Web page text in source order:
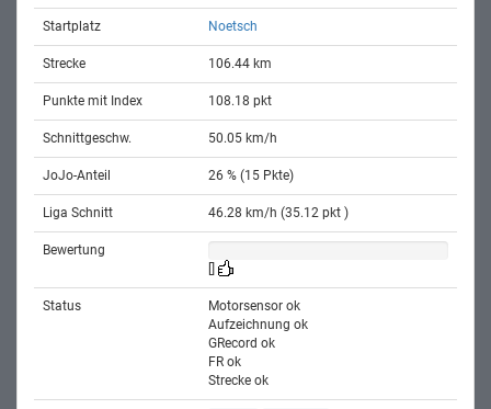
Startplatz Noetsch
Strecke 106.44 km
Punkte mit Index 108.18 pkt
Schnittgeschw. 50.05 km/h
JoJo-Anteil 26 % (15 Pkte)
Liga Schnitt 46.28 km/h (35.12 pkt )
Bewertung
Status
Motorsensor ok
Aufzeichnung ok
GRecord ok
FR ok
Strecke ok